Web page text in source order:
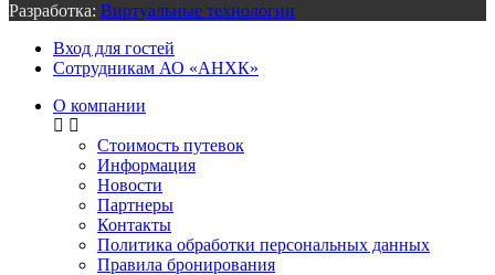
Разработка: Виртуальные технологии
Вход для гостей
Сотрудникам АО «АНХК»
О компании
Стоимость путевок
Информация
Новости
Партнеры
Контакты
Политика обработки персональных данных
Правила бронирования